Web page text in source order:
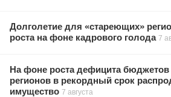
Долголетие для «стареющих»
роста на фоне кадрового голода 7
На фоне роста дефицита
регионов в рекордный срок
имущество 7 августа